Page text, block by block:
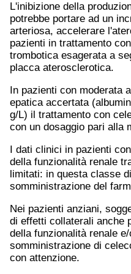
L'inibizione della
potrebbe portare ad un
arteriosa, accelerare
pazienti in trattamento
trombotica esagerata a
placca aterosclerotica.
In pazienti con moderata
epatica accertata
g/L) il trattamento con
con un dosaggio pari alla
I dati clinici in pazienti
della funzionalità renale
limitati: in questa classe
somministrazione del
Nei pazienti anziani,
di effetti collaterali anche
della funzionalità renale
somministrazione di
con attenzione.